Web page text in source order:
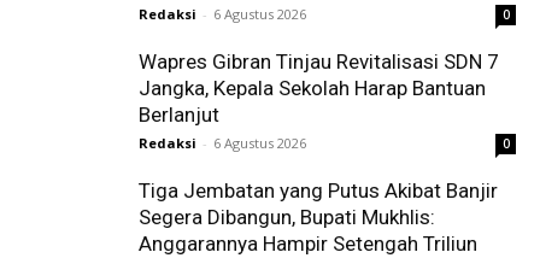
Redaksi - 6 Agustus 2026 0
Wapres Gibran Tinjau Revitalisasi SDN 7
Jangka, Kepala Sekolah Harap Bantuan
Berlanjut
Redaksi - 6 Agustus 2026 0
Tiga Jembatan yang Putus Akibat Banjir
Segera Dibangun, Bupati Mukhlis:
Anggarannya Hampir Setengah Triliun